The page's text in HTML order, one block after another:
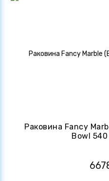
Раковина Fancy
Bowl 540